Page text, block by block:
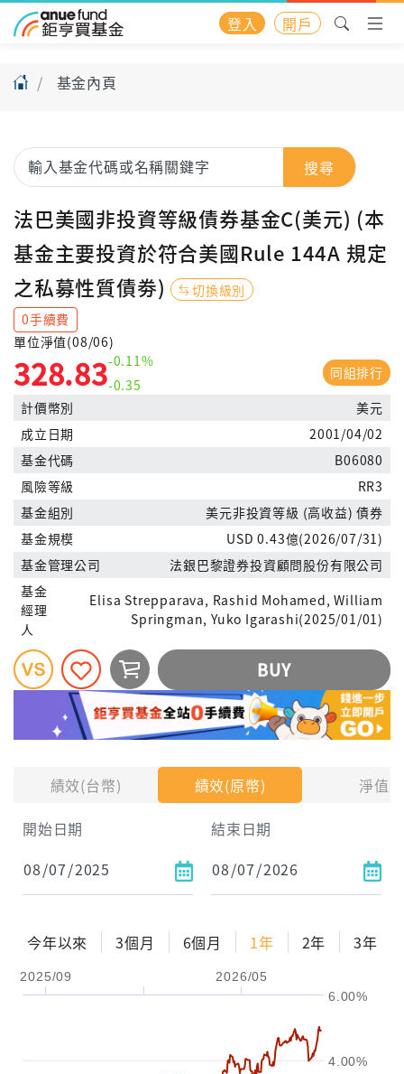
登入 開戶
基金內頁
績效(台幣) 績效(原幣)
淨值
開始日期
結束日期
今年以來 3個月 6個月 1年 2年 3年
2025/09 2026/05
4.00%
6.00%
搜尋
法巴美國非投資等級債券基金C(美元) (本
基金主要投資於符合美國Rule 144A 規定
之私募性質債劵)
切換級別
0手續費
單位淨值(08/06)
328.83-0.11%
-0.35
同組排行
計價幣別
美元
成立日期
2001/04/02
基金代碼
B06080
風險等級
RR3
基金組別
美元非投資等級 (高收益) 債券
基金規模
USD 0.43億(2026/07/31)
基金管理公司
法銀巴黎證券投資顧問股份有限公司
基金
經理
人
Elisa Strepparava, Rashid Mohamed, William
Springman, Yuko Igarashi(2025/01/01)
BUY